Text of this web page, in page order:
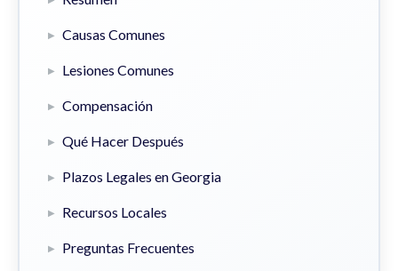
Causas Comunes
Lesiones Comunes
Compensación
Qué Hacer Después
Plazos Legales en Georgia
Recursos Locales
Preguntas Frecuentes